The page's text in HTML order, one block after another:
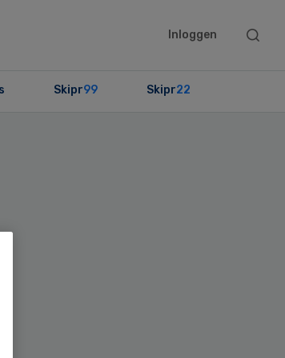
Inloggen
Search
Skipr99 Skipr22